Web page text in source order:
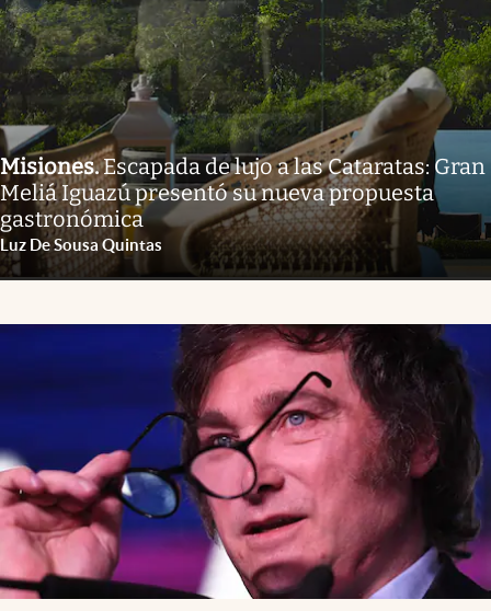
Misiones.Escapada de lujo a las Cataratas: Gran
Meliá Iguazú presentó su nueva propuesta
gastronómica
Luz De Sousa Quintas